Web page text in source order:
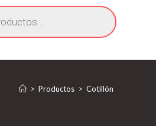
> Productos > Cotillón